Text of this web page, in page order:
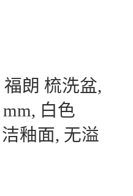
朗 梳洗盆,
白色
釉面, 无溢